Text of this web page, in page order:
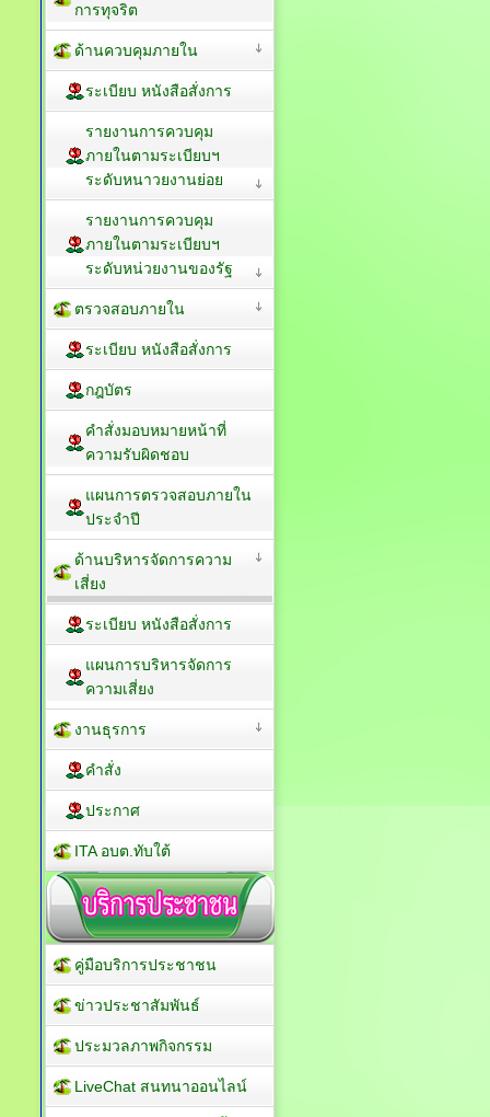
การทุจริต
ด้านควบคุมภายใน
ระเบียบ หนังสือสั่งการ
รายงานการควบคุม
ภายในตามระเบียบฯ
ระดับหนาวยงานย่อย
รายงานการควบคุม
ภายในตามระเบียบฯ
ระดับหน่วยงานของรัฐ
ตรวจสอบภายใน
ระเบียบ หนังสือสั่งการ
กฎบัตร
คำสั่งมอบหมายหน้าที่
ความรับผิดชอบ
แผนการตรวจสอบภายใน
ประจำปี
ด้านบริหารจัดการความ
เสี่ยง
ระเบียบ หนังสือสั่งการ
แผนการบริหารจัดการ
ความเสี่ยง
งานธุรการ
คำสั่ง
ประกาศ
ITA อบต.ทับใต้
คู่มือบริการประชาชน
ข่าวประชาสัมพันธ์
ประมวลภาพกิจกรรม
LiveChat สนทนาออนไลน์